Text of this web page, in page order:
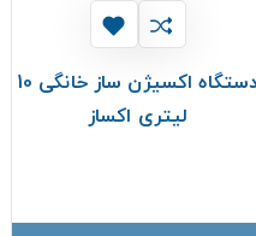
دستگاه اکسیژن ساز خانگی 10
لیتری اکساز